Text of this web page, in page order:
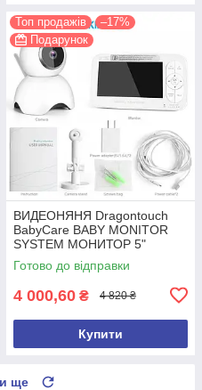
Топ продажів
–17%
Подарунок
ВИДЕОНЯНЯ Dragontouch
BabyCare BABY MONITOR
SYSTEM МОНИТОР 5"
Готово до відправки
4 000,60 ₴ 4 820 ₴
Купити
ще